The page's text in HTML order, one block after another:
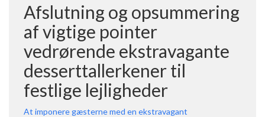
Afslutning og opsummering
af vigtige pointer
vedrørende ekstravagante
desserttallerkener til
festlige lejligheder
At imponere gæsterne med en ekstravagant